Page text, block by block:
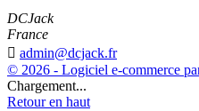
DCJack
France
 admin@dcjack.fr
© 2026 - Logiciel e-commerce
Chargement...
Retour en haut